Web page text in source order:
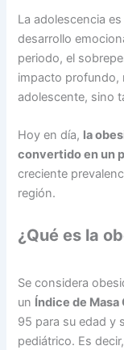
La adolescencia
desarrollo
periodo, el
impacto profundo,
adolescente, sino
Hoy en día, la
convertido en un
creciente
región.
¿Qué es la
Se considera
un Índice de Masa
95 para su edad y
pediátrico. Es